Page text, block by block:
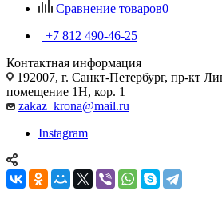
Сравнение товаров0
+7 812 490-46-25
Контактная информация
192007, г. Санкт-Петербург, пр-кт
помещение 1Н, кор. 1
zakaz_krona@mail.ru
Instagram